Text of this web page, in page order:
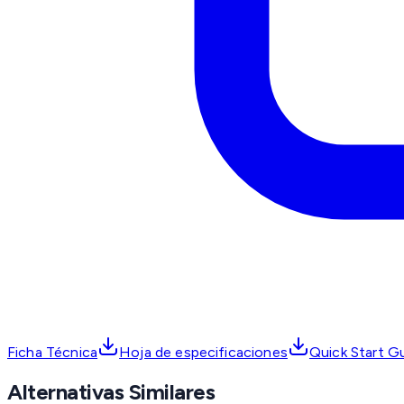
Ficha Técnica Hoja de especificaciones Quick Start
Alternativas Similares